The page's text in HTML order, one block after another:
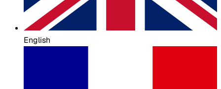
English